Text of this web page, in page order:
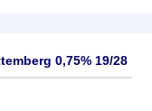
0,75% 19/28